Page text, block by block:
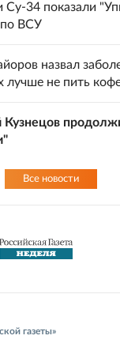
Су-34 показали
ВСУ
назвал
лучше не пить
Кузнецов
Все новости
газеты»